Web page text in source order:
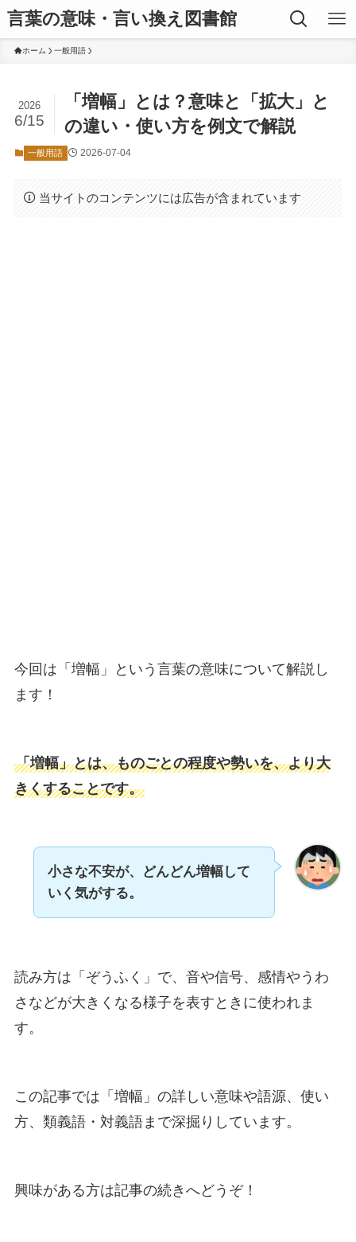
言葉の意味・言い換え図書館
ホーム 一般用語
「増幅」とは？意味と「拡大」と
の違い・使い方を例文で解説
2026
6/15
一般用語 2026-07-04
当サイトのコンテンツには広告が含まれています
今回は「増幅」という言葉の意味について解説し
ます！
「増幅」とは、ものごとの程度や勢いを、より大
きくすることです。
小さな不安が、どんどん増幅して
いく気がする。
読み方は「ぞうふく」で、音や信号、感情やうわ
さなどが大きくなる様子を表すときに使われま
す。
この記事では「増幅」の詳しい意味や語源、使い
方、類義語・対義語まで深掘りしています。
興味がある方は記事の続きへどうぞ！